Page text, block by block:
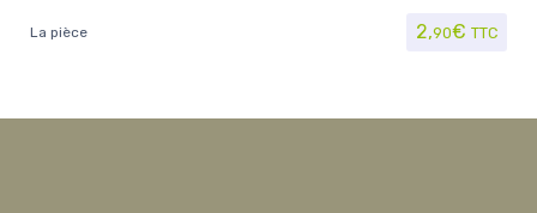
La pièce 2,90€ TTC